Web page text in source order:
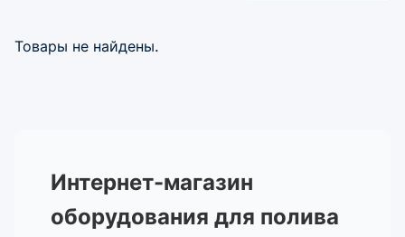
Товары не найдены.
Интернет-магазин
оборудования для полива